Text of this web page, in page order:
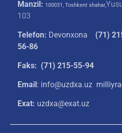
Manzil: 100031, Toshkent shahar,
103
Telefon: Devonxona (71)
56-86
Faks: (71) 215-55-94
Email: info@uzdxa.uz
Exat: uzdxa@exat.uz